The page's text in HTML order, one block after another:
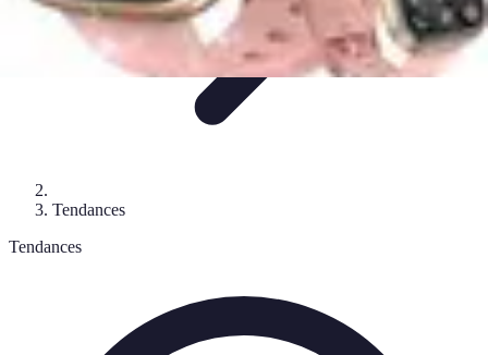
Tendances
Tendances